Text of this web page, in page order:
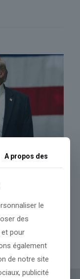
to Cut Red
A propos des
le
des
pour
également
de notre site
publicité